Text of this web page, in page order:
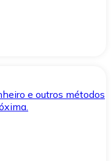
e outros métodos